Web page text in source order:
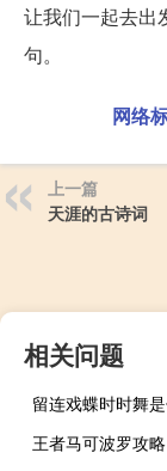
让我们一起去出
句。
网络
上一篇
天涯的古诗词
相关问题
留连戏蝶时时舞
王者马可波罗攻略